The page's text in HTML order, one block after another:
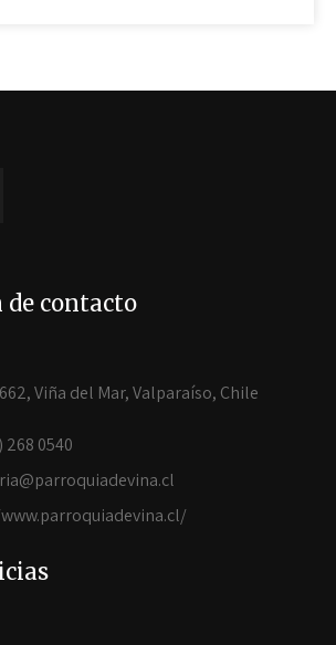
contacto
Viña del Mar, Valparaíso, Chile
268 0540